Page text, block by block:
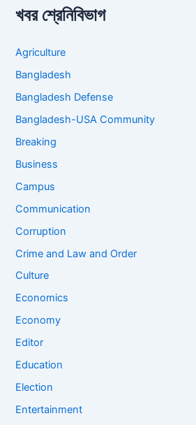
খবর শ্রেনিবিভাগ
Agriculture
Bangladesh
Bangladesh Defense
Bangladesh-USA Community
Breaking
Business
Campus
Communication
Corruption
Crime and Law and Order
Culture
Economics
Economy
Editor
Education
Election
Entertainment